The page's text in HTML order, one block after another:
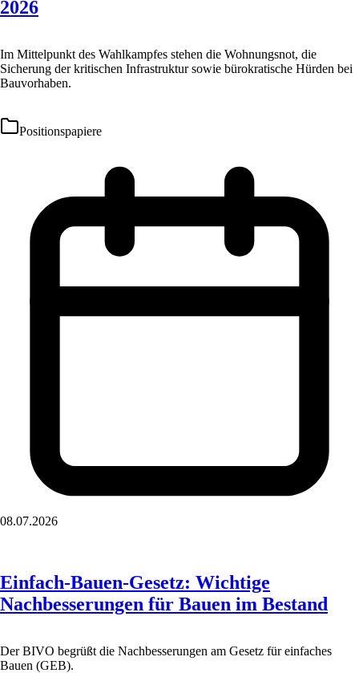
2026
Im Mittelpunkt des Wahlkampfes stehen die Wohnungsnot, die
Sicherung der kritischen Infrastruktur sowie bürokratische Hürden bei
Bauvorhaben.
Positionspapiere
08.07.2026
Einfach-Bauen-Gesetz: Wichtige
Nachbesserungen für Bauen im Bestand
Der BIVO begrüßt die Nachbesserungen am Gesetz für einfaches
Bauen (GEB).